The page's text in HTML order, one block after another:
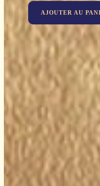
AJOUTER AU